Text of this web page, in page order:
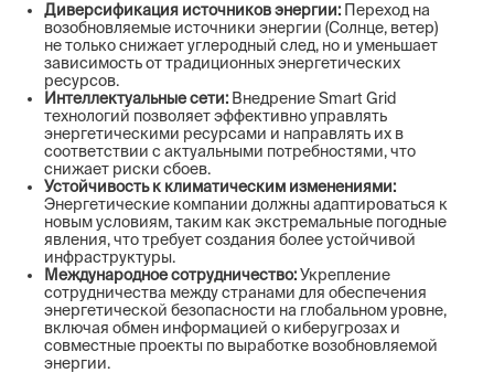
Диверсификация источников энергии: Переход на
возобновляемые источники энергии (Солнце, ветер)
не только снижает углеродный след, но и уменьшает
зависимость от традиционных энергетических
ресурсов.
Интеллектуальные сети: Внедрение Smart Grid
технологий позволяет эффективно управлять
энергетическими ресурсами и направлять их в
соответствии с актуальными потребностями, что
снижает риски сбоев.
Устойчивость к климатическим изменениями:
Энергетические компании должны адаптироваться к
новым условиям, таким как экстремальные погодные
явления, что требует создания более устойчивой
инфраструктуры.
Международное сотрудничество:Укрепление
сотрудничества между странами для обеспечения
энергетической безопасности на глобальном уровне,
включая обмен информацией о киберугрозах и
совместные проекты по выработке возобновляемой
энергии.